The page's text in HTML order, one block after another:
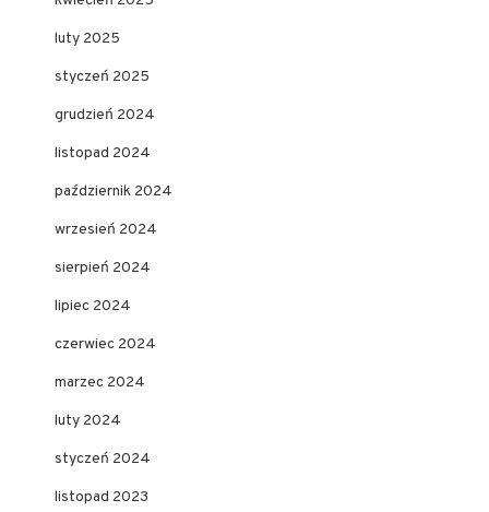
luty 2025
styczeń 2025
grudzień 2024
listopad 2024
październik 2024
wrzesień 2024
sierpień 2024
lipiec 2024
czerwiec 2024
marzec 2024
luty 2024
styczeń 2024
listopad 2023